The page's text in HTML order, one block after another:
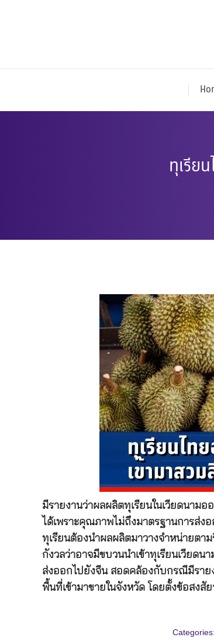
ทุเรีย
มีรายงานว่าผลผลิตทุเรียนในเวียดนาม
ได้เพราะคุณภาพไม่ถึงมาตรฐานการส่ง
ทุเรียนต้องนำผลผลิตมาวางจำหน่ายตา
กังวลว่าอาจมีขบวนนำเข้าทุเรียนเวียด
ส่งออกไปยังจีน สอดคล้องกับกรณีมีราย
พื้นที่เข้ามาขายในจังหวัด โดยตั้งข้อสงสั
Categories: